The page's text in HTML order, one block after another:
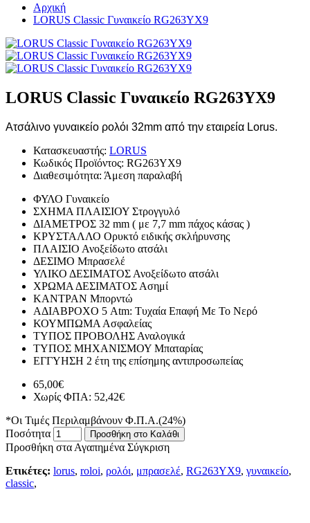
Αρχική
LORUS Classic Γυναικείο RG263YX9
LORUS Classic Γυναικείο RG263YX9
Ατσάλινο γυναικείο ρολόι 32mm από την εταιρεία Lorus.
Κατασκευαστής: LORUS
Κωδικός Προϊόντος: RG263YX9
Διαθεσιμότητα: Άμεση παραλαβή
ΦΥΛΟ Γυναικείο
ΣΧΗΜΑ ΠΛΑΙΣΙΟΥ Στρογγυλό
ΔΙΑΜΕΤΡΟΣ 32 mm ( με 7,7 mm πάχος κάσας )
ΚΡΥΣΤΑΛΛΟ Ορυκτό ειδικής σκλήρυνσης
ΠΛΑΙΣΙΟ Ανοξείδωτο ατσάλι
ΔΕΣΙΜΟ Μπρασελέ
ΥΛΙΚΟ ΔΕΣΙΜΑΤΟΣ Ανοξείδωτο ατσάλι
ΧΡΩΜΑ ΔΕΣΙΜΑΤΟΣ Ασημί
ΚΑΝΤΡΑΝ Μπορντώ
ΑΔΙΑΒΡΟΧΟ 5 Atm: Τυχαία Επαφή Με Το Νερό
ΚΟΥΜΠΩΜΑ Ασφαλείας
ΤΥΠΟΣ ΠΡΟΒΟΛΗΣ Αναλογικά
ΤΥΠΟΣ ΜΗΧΑΝΙΣΜΟΥ Μπαταρίας
ΕΓΓΥΗΣΗ 2 έτη της επίσημης αντιπροσωπείας
65,00€
Χωρίς ΦΠΑ: 52,42€
*Οι Τιμές Περιλαμβάνουν Φ.Π.Α.(24%)
Ποσότητα
Προσθήκη στο Καλάθι
Προσθήκη στα Αγαπημένα Σύγκριση
Ετικέτες: lorus, roloi, ρολόι, μπρασελέ, RG263YX9, γυναικείο,
classic,